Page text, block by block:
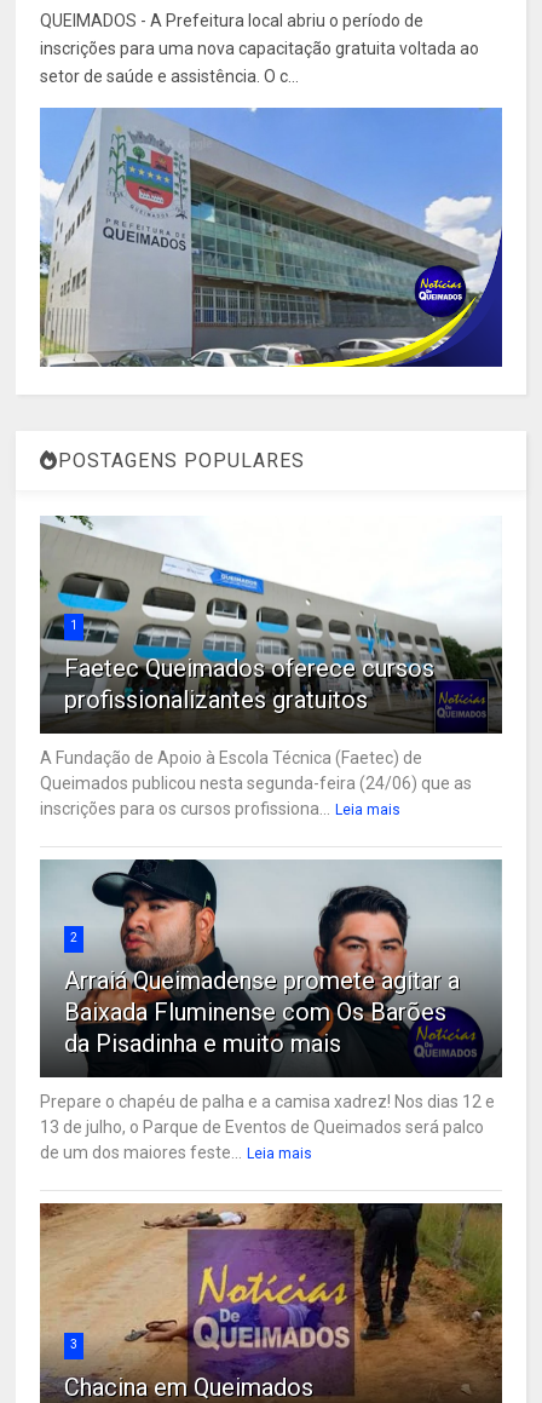
QUEIMADOS - A Prefeitura local abriu o período de
inscrições para uma nova capacitação gratuita voltada ao
setor de saúde e assistência. O c...
POSTAGENS POPULARES
1
Faetec Queimados oferece cursos
profissionalizantes gratuitos
A Fundação de Apoio à Escola Técnica (Faetec) de
Queimados publicou nesta segunda-feira (24/06) que as
inscrições para os cursos profissiona...
Leia mais
2
Arraiá Queimadense promete agitar a
Baixada Fluminense com Os Barões
da Pisadinha e muito mais
Prepare o chapéu de palha e a camisa xadrez! Nos dias 12 e
13 de julho, o Parque de Eventos de Queimados será palco
de um dos maiores feste...
Leia mais
3
Chacina em Queimados